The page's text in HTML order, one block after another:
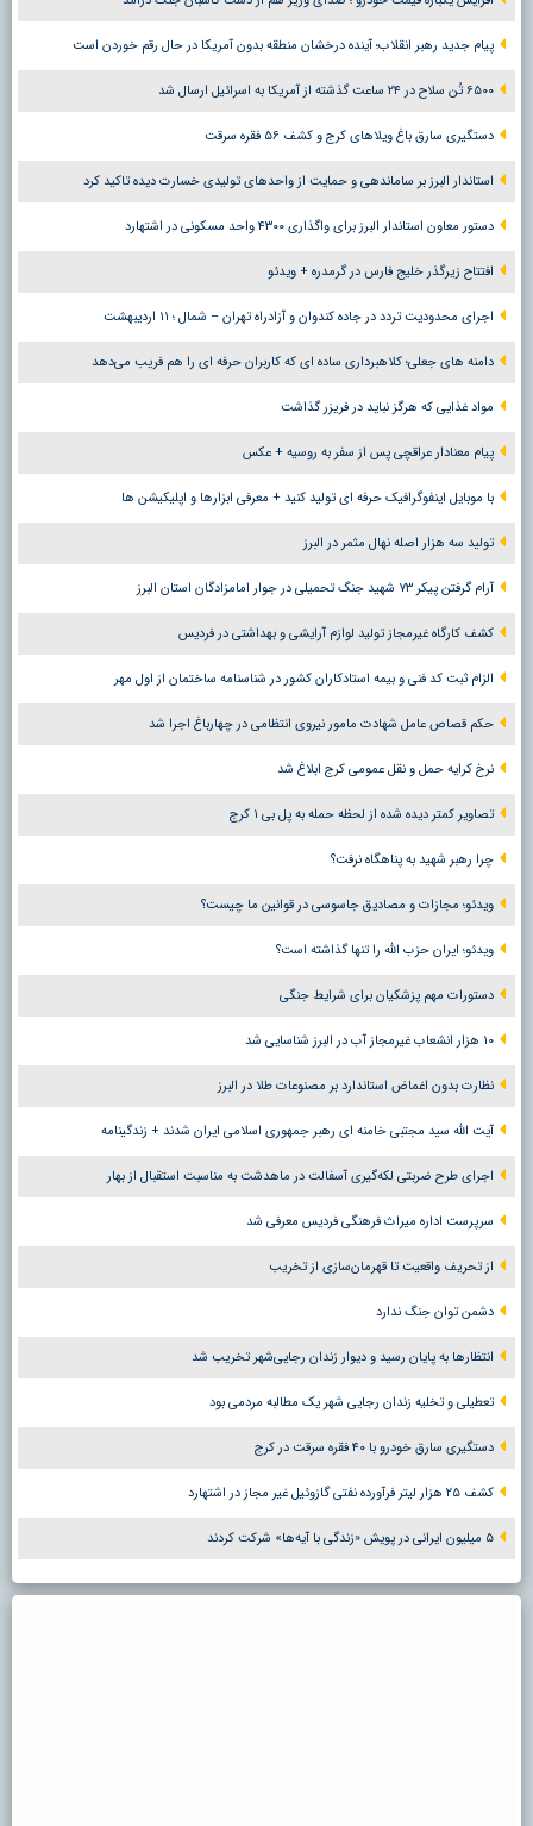
پیام جدید رهبر انقلاب؛ آینده درخشان منطقه بدون آمریکا در حال رقم خوردن است
۶۵۰۰ تُن سلاح در ۲۴ ساعت گذشته از آمریکا به اسرائیل ارسال شد
دستگیری سارق باغ ویلاهای کرج و کشف ۵۶ فقره سرقت
استاندار البرز بر ساماندهی و حمایت از واحدهای تولیدی خسارت دیده تاکید کرد
دستور معاون استاندار البرز برای واگذاری ۴۳۰۰ واحد مسکونی در اشتهارد
افتتاح زیرگذر خلیج فارس در گرمدره + ویدئو
اجرای محدودیت تردد در جاده کندوان و آزادراه تهران – شمال ؛ ١١ اردیبهشت
دامنه های جعلی؛ کلاهبرداری ساده ای که کاربران حرفه ای را هم فریب می‌دهد
مواد غذایی که هرگز نباید در فریزر گذاشت
پیام معنادار عراقچی پس از سفر به روسیه + عکس
با موبایل اینفوگرافیک حرفه ای تولید کنید + معرفی ابزارها و اپلیکیشن ها
تولید سه هزار اصله نهال مثمر در البرز
آرام گرفتن پیکر ۷۳ شهید جنگ تحمیلی در جوار امامزادگان استان البرز
کشف کارگاه غیرمجاز تولید لوازم آرایشی و بهداشتی در فردیس
الزام ثبت کد فنی و بیمه استادکاران کشور در شناسنامه ساختمان از اول مهر
حکم قصاص عامل شهادت مامور نیروی انتظامی در چهارباغ اجرا شد
نرخ کرایه حمل و نقل عمومی کرج ابلاغ شد
تصاویر کمتر دیده شده از لحظه حمله به پل بی ۱ کرج
چرا رهبر شهید به پناهگاه نرفت؟
ویدئو؛ مجازات و مصادیق جاسوسی در قوانین ما چیست؟
ویدئو؛ ایران حزب الله را تنها گذاشته است؟
دستورات مهم پزشکیان برای شرایط جنگی
۱۰ هزار انشعاب غیرمجاز آب در البرز شناسایی شد
نظارت بدون اغماض استاندارد بر مصنوعات طلا در البرز
آیت الله سید مجتبی خامنه ای رهبر جمهوری اسلامی ایران شدند + زندگینامه
اجرای طرح ضربتی لکه‌گیری آسفالت در ماهدشت به مناسبت استقبال از بهار
سرپرست اداره میراث فرهنگی فردیس معرفی شد
از تحریف واقعیت تا قهرمان‌سازی از تخریب
دشمن توان جنگ ندارد
انتظارها به پایان رسید و دیوار زندان رجایی‌شهر تخریب شد
تعطیلی و تخلیه زندان رجایی شهر یک مطالبه مردمی بود
دستگیری سارق خودرو با ۴۰ فقره سرقت در کرج
کشف ۲۵ هزار لیتر فرآورده نفتی گازوئیل غیر مجاز در اشتهارد
۵ میلیون ایرانی در پویش «زندگی با آیه‌ها» شرکت کردند